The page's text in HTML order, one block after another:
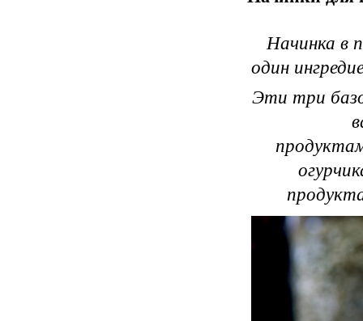
Начинка в
один
Эти три